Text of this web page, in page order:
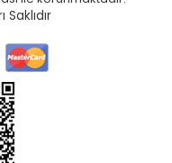
Saklıdır